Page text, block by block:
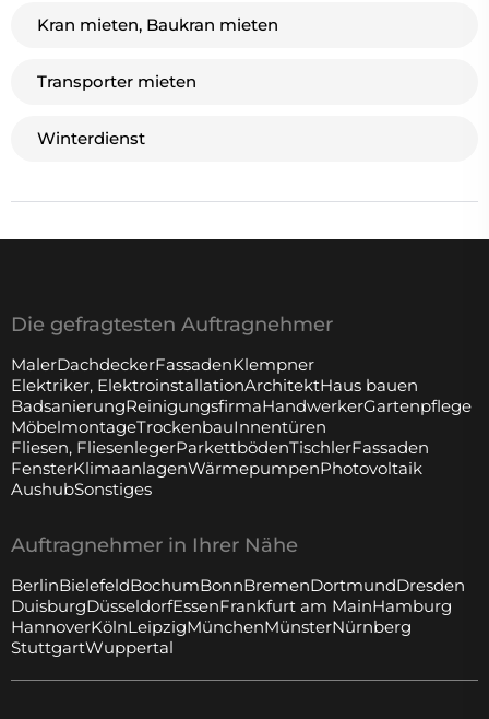
Kran mieten, Baukran mieten
Transporter mieten
Winterdienst
Die gefragtesten Auftragnehmer
MalerDachdeckerFassadenKlempner
Elektriker, ElektroinstallationArchitektHaus bauen
BadsanierungReinigungsfirmaHandwerkerGartenpflege
MöbelmontageTrockenbauInnentüren
Fliesen, FliesenlegerParkettbödenTischlerFassaden
FensterKlimaanlagenWärmepumpenPhotovoltaik
AushubSonstiges
Auftragnehmer in Ihrer Nähe
BerlinBielefeldBochumBonnBremenDortmundDresden
DuisburgDüsseldorfEssenFrankfurt am MainHamburg
HannoverKölnLeipzigMünchenMünsterNürnberg
StuttgartWuppertal